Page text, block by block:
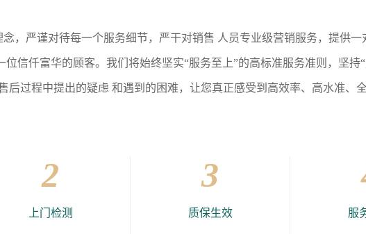
，严谨对待每一个服务细节，严干对销售 人员专业级营销服务，提供
信仟富华的顾客。我们将始终坚实“服务至上”的高标准服务准则，坚
后过程中提出的疑虑 和遇到的困难，让您真正感受到高效率、高水准、
2
上门检测
3
质保生效 服